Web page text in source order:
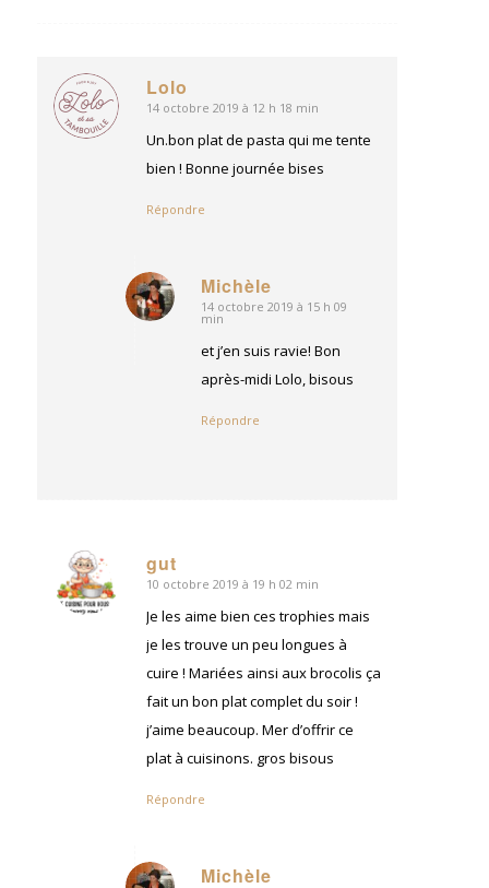
Lolo
dit
:
14 octobre 2019 à 12 h 18 min
Un.bon plat de pasta qui me tente
bien ! Bonne journée bises
Répondre
Michèle
dit
14 octobre 2019 à 15 h 09
min
et j’en suis ravie! Bon
après-midi Lolo, bisous
Répondre
gut
dit
:
10 octobre 2019 à 19 h 02 min
Je les aime bien ces trophies mais
je les trouve un peu longues à
cuire ! Mariées ainsi aux brocolis ça
fait un bon plat complet du soir !
j’aime beaucoup. Mer d’offrir ce
plat à cuisinons. gros bisous
Répondre
Michèle